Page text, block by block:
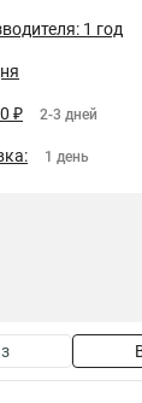
1 год
₽ 2-3 дней
1 день